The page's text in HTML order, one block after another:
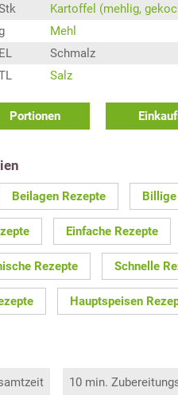
Kartoffel (mehlig,
Mehl
EL
Schmalz
Salz
Portionen
Beilagen Rezepte Billige
Einfache Rezepte
Rezepte Schnelle
Hauptspeisen
10 min.